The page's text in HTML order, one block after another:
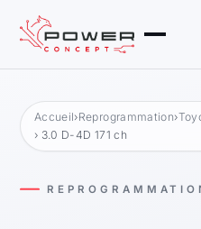
Accueil›Reprogrammation›
› 3.0 D-4D 171 ch